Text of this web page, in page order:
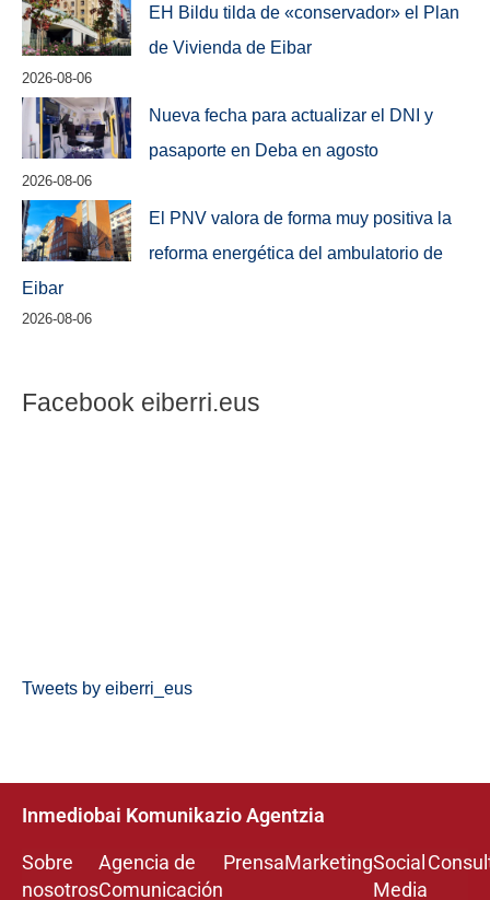
EH Bildu tilda de «conservador» el Plan
de Vivienda de Eibar
2026-08-06
Nueva fecha para actualizar el DNI y
pasaporte en Deba en agosto
2026-08-06
El PNV valora de forma muy positiva la
reforma energética del ambulatorio de
Eibar
2026-08-06
Facebook eiberri.eus
Tweets by eiberri_eus
Inmediobai Komunikazio Agentzia
Sobre
nosotros
Agencia de
Comunicación
PrensaMarketingSocial
Media